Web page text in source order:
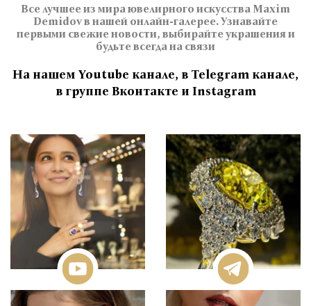
Все лучшее из мира ювелирного искусства Maxim
Demidov в нашей онлайн-галерее. Узнавайте
первыми свежие новости, выбирайте украшения и
будьте всегда на связи
На нашем Youtube канале, в Telegram канале,
в группе Вконтакте и Instagram